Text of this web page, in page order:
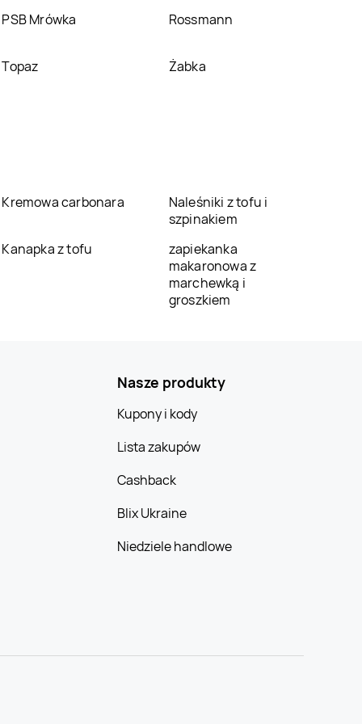
PSB Mrówka Rossmann
Topaz Żabka
Kremowa carbonara
Naleśniki z tofu i
szpinakiem
Kanapka z tofu
zapiekanka
makaronowa z
marchewką i
groszkiem
Nasze produkty
Kupony i kody
Lista zakupów
Cashback
Blix Ukraine
Niedziele handlowe